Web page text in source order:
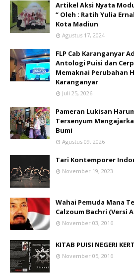
Artikel Aksi Nyata
“ Oleh : Ratih Yulia
Kota Madiun
Agustus 17, 2024
FLP Cab Karanganyar
Antologi Puisi dan
Memaknai Perubahan
Karanganyar
Juli 25, 2026
Pameran Lukisan
Tersenyum
Bumi
Agustus 09, 2026
Tari Kontemporer
November 19, 2023
Wahai Pemuda Mana
Calzoum Bachri (Versi
November 03, 2016
KITAB PUISI NEGERI
November 05, 2016